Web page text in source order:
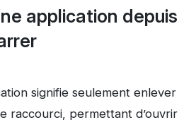
application depuis
signifie seulement enlever
raccourci, permettant d’ouvrir